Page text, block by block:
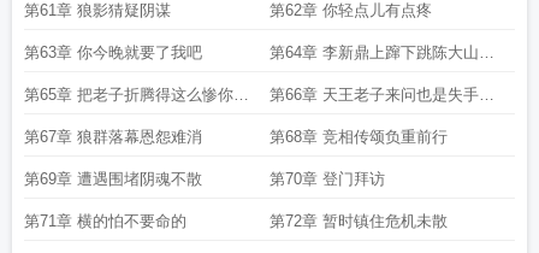
第61章 狼影猜疑阴谋 第62章 你轻点儿有点疼
第63章 你今晚就要了我吧 第64章 李新鼎上蹿下跳陈大山遭
遇危机
第65章 把老子折腾得这么惨你们
还想跑
第66章 天王老子来问也是失手打
的
第67章 狼群落幕恩怨难消 第68章 竞相传颂负重前行
第69章 遭遇围堵阴魂不散 第70章 登门拜访
第71章 横的怕不要命的 第72章 暂时镇住危机未散